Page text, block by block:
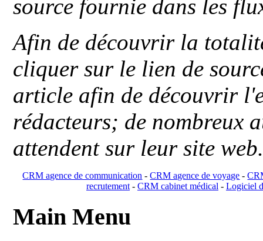
source fournie dans les
Afin de découvrir la
cliquer sur le lien de
article afin de découvrir
rédacteurs; de nombreux
attendent sur leur site
CRM agence de communication -CRM agence de voyage -
recrutement- CRM cabinet médical- Logiciel
Main Menu